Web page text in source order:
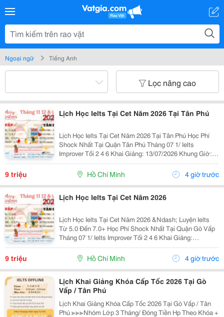
Ngoại ngữ Tiếng Anh
Lọc nâng cao
Lịch Học Ielts Tại Cet Năm 2026 Tại Tân Phú
Lịch Học Ielts Tại Cet Năm 2026 Tại Tân Phú Học Phí
Shock Nhất Tại Quận Tân Phú Tháng 07 1/ Ielts
Improver Tối 2 4 6 Khai Giảng: 13/07/2026 Khung Giờ:
18:00 Đến 21:00 Học Phí Ưu Đãi 5% Khi Đăng Ký 2/ Ielts
Basic Tối 3 5 7 Khai...
9 triệu Hồ Chí Minh 4 giờ trước
Lịch Học Ielts Tại Cet Năm 2026
Lịch Học Ielts Tại Cet Năm 2026 &Ndash; Luyện Ielts
Từ 5.0 Đến 7.0+ Học Phí Shock Nhất Tại Quận Gò Vấp
Tháng 07 1/ Ielts Improver Tối 2 4 6 Khai Giảng:
13/07/2026 Khung Giờ: 18:00 Đến 21:00 Học Phí Ưu Đãi
5% Khi Đăng Ký 2/ Ielts...
9 triệu Hồ Chí Minh 4 giờ trước
Lịch Khai Giảng Khóa Cấp Tốc 2026 Tại Gò
Vấp / Tân Phú
Lịch Khai Giảng Khóa Cấp Tốc 2026 Tại Gò Vấp / Tân
Phú ≫≫≫Nhóm Lớp 3 Tháng/ Đóng Tiền Hp Theo Khóa +